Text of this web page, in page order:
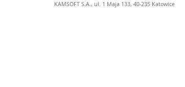
KAMSOFT S.A., ul. 1 Maja 133, 40-235 Katowice